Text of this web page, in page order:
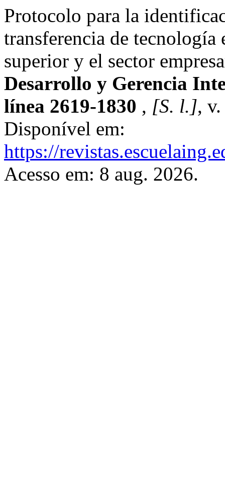
Protocolo para la
transferencia de
superior y el sector
Desarrollo y Gerencia
línea 2619-1830 , [S. l.],
Disponível em:
https://
Acesso em: 8 aug. 2026.